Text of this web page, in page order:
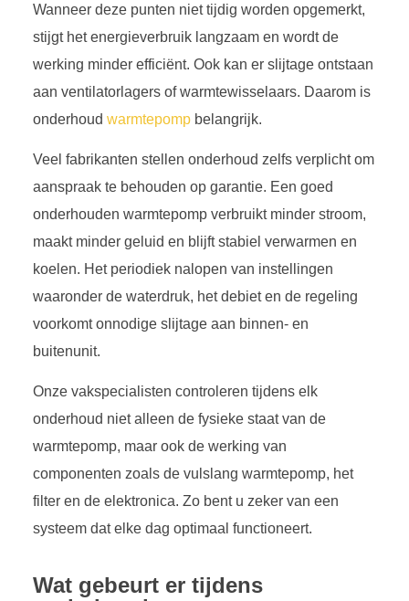
Wanneer deze punten niet tijdig worden opgemerkt,
stijgt het energieverbruik langzaam en wordt de
werking minder efficiënt. Ook kan er slijtage ontstaan
aan ventilatorlagers of warmtewisselaars. Daarom is
onderhoud warmtepomp belangrijk.
Veel fabrikanten stellen onderhoud zelfs verplicht om
aanspraak te behouden op garantie. Een goed
onderhouden warmtepomp verbruikt minder stroom,
maakt minder geluid en blijft stabiel verwarmen en
koelen. Het periodiek nalopen van instellingen
waaronder de waterdruk, het debiet en de regeling
voorkomt onnodige slijtage aan binnen- en
buitenunit.
Onze vakspecialisten controleren tijdens elk
onderhoud niet alleen de fysieke staat van de
warmtepomp, maar ook de werking van
componenten zoals de vulslang warmtepomp, het
filter en de elektronica. Zo bent u zeker van een
systeem dat elke dag optimaal functioneert.
Wat gebeurt er tijdens